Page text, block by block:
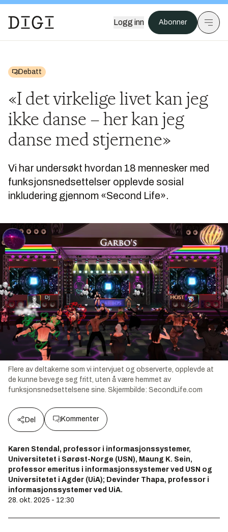
Logg inn Abonner
Debatt
«I det virkelige livet kan jeg
ikke danse – her kan jeg
danse med stjernene»
Vi har undersøkt hvordan 18 mennesker med
funksjonsnedsettelser opplevde sosial
inkludering gjennom «Second Life».
Flere av deltakerne som vi intervjuet og observerte, opplevde at
de kunne bevege seg fritt, uten å være hemmet av
funksjonsnedsettelsene sine. Skjermbilde: SecondLife.com
Del Kommenter
Karen Stendal, professor i informasjonssystemer,
Universitetet i Sørøst-Norge (USN), Maung K. Sein,
professor emeritus i informasjonssystemer ved USN og
Universitetet i Agder (UiA); Devinder Thapa, professor i
informasjonssystemer ved UiA.
28. okt. 2025 - 12:30